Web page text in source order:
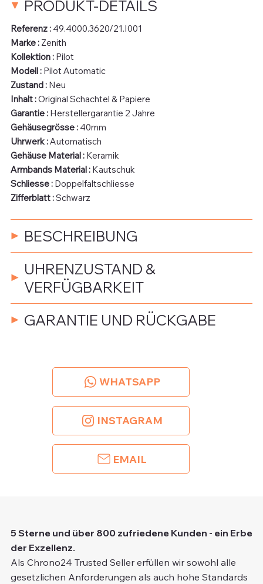
PRODUKT-DETAILS
Referenz : 49.4000.3620/21.I001
Marke : Zenith
Kollektion : Pilot
Modell : Pilot Automatic
Zustand :Neu
Inhalt :Original Schachtel & Papiere
Garantie :Herstellergarantie 2 Jahre
Gehäusegrösse : 40mm
Uhrwerk :Automatisch
Gehäuse Material : Keramik
Armbands Material : Kautschuk
Schliesse : Doppelfaltschliesse
Zifferblatt :Schwarz
BESCHREIBUNG
UHRENZUSTAND &
VERFÜGBARKEIT
GARANTIE UND RÜCKGABE
WHATSAPP
INSTAGRAM
EMAIL
5 Sterne und über 800 zufriedene Kunden - ein Erbe
der Exzellenz.
Als Chrono24 Trusted Seller erfüllen wir sowohl alle
gesetzlichen Anforderungen als auch hohe Standards